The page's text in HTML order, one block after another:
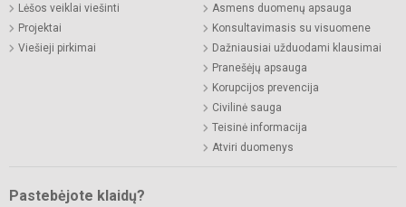
Lėšos veiklai viešinti
Projektai
Viešieji pirkimai
Asmens duomenų apsauga
Konsultavimasis su visuomene
Dažniausiai užduodami klausimai
Pranešėjų apsauga
Korupcijos prevencija
Civilinė sauga
Teisinė informacija
Atviri duomenys
Pastebėjote klaidų?